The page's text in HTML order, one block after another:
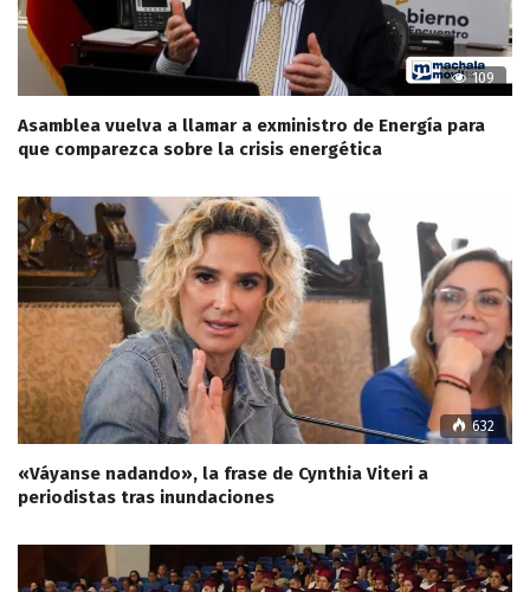
109
Asamblea vuelva a llamar a exministro de Energía para
que comparezca sobre la crisis energética
632
«Váyanse nadando», la frase de Cynthia Viteri a
periodistas tras inundaciones